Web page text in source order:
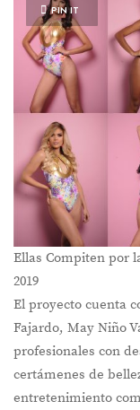
PIN IT
Ellas Compiten por
2019
El proyecto cuenta
Fajardo, May Niño
profesionales con
certámenes de
entretenimiento